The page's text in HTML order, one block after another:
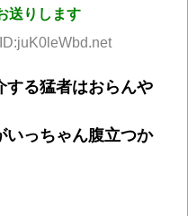
送りします
する猛者はおらんや
いっちゃん腹立つか